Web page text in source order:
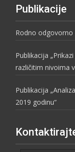
Publikacije
Rodno
Publikacija
različitim nivoima
Publikacija
2019 godinu“